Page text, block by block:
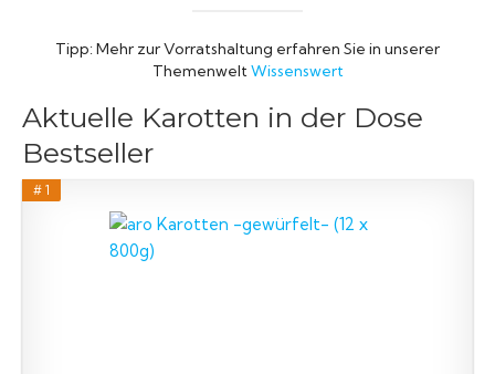
Tipp: Mehr zur Vorratshaltung erfahren Sie in unserer
ThemenweltWissenswert
Aktuelle Karotten in der Dose
Bestseller
# 1